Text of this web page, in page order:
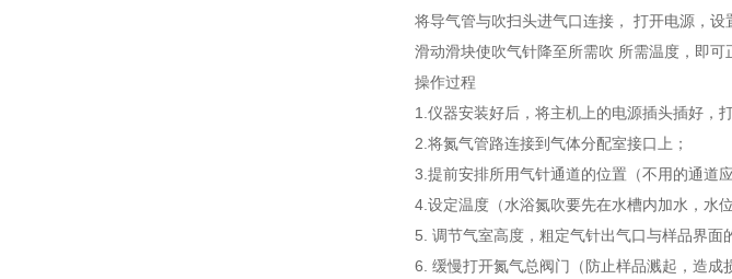
将导气管与吹扫头进气口连接， 打开电源，设
滑动滑块使吹气针降至所需吹 所需温度，即可
操作过程
1.仪器安装好后，将主机上的电源插头插好，
2.将氮气管路连接到气体分配室接口上；
3.提前安排所用气针通道的位置（不用的通道应
4.设定温度（水浴氮吹要先在水槽内加水，水
5. 调节气室高度，粗定气针出气口与样品界面
6. 缓慢打开氮气总阀门（防止样品溅起，造成